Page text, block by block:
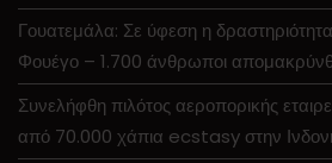
Γουατεμάλα: Σε ύφεση η δραστηριότητα
Φουέγο – 1.700 άνθρωποι
Συνελήφθη πιλότος αεροπορικής
από 70.000 χάπια ecstasy στην